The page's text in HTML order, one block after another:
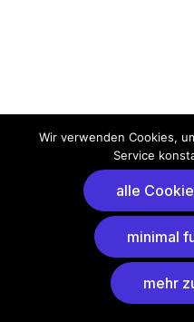
Wir verwenden Cookies,
Service
alle
minimal
mehr